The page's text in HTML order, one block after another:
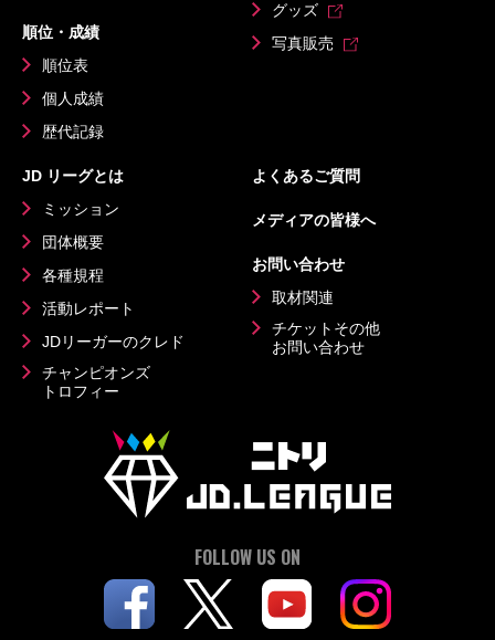
順位・成績
順位表
個人成績
歴代記録
グッズ
写真販売
JD リーグとは
ミッション
団体概要
各種規程
活動レポート
JDリーガーのクレド
チャンピオンズ
トロフィー
よくあるご質問
メディアの皆様へ
お問い合わせ
取材関連
チケットその他
お問い合わせ
FOLLOW US ON